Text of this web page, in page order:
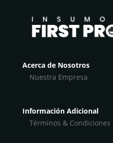
Acerca de Nosotros
Nuestra Empresa
Información Adicional
Términos & Condiciones